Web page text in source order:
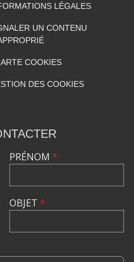
LÉGALES
UN CONTENU
COOKIES
DES COOKIES
PRÉNOM *
OBJET *